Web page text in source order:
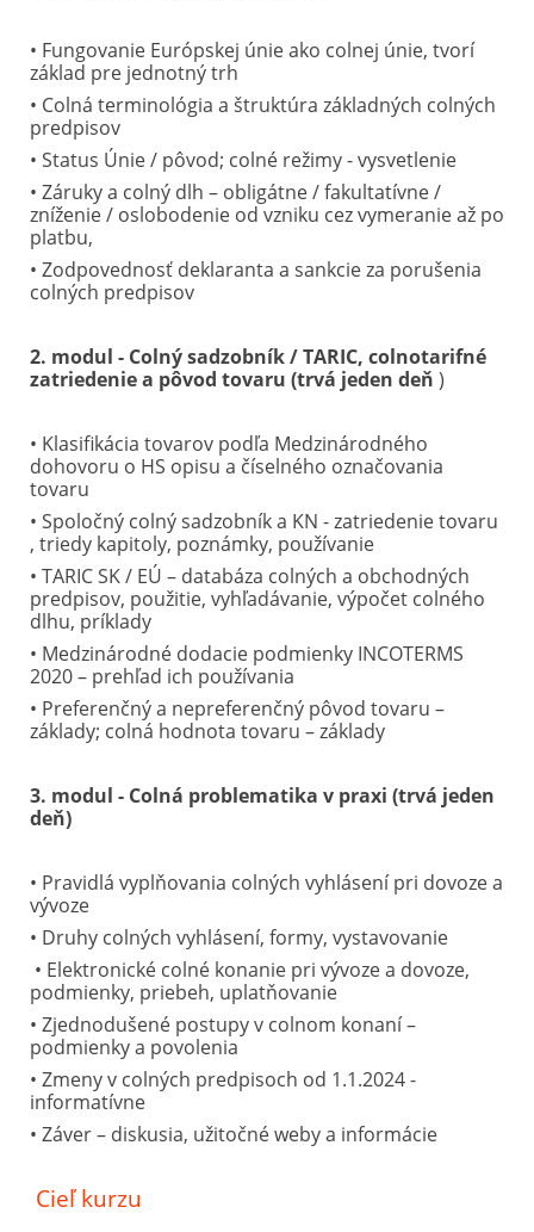
• Fungovanie Európskej únie ako colnej únie, tvorí
základ pre jednotný trh
• Colná terminológia a štruktúra základných colných
predpisov
• Status Únie / pôvod; colné režimy - vysvetlenie
• Záruky a colný dlh – obligátne / fakultatívne /
zníženie / oslobodenie od vzniku cez vymeranie až po
platbu,
• Zodpovednosť deklaranta a sankcie za porušenia
colných predpisov
2. modul - Colný sadzobník / TARIC, colnotarifné
zatriedenie a pôvod tovaru (trvá jeden deň )
• Klasifikácia tovarov podľa Medzinárodného
dohovoru o HS opisu a číselného označovania
tovaru
• Spoločný colný sadzobník a KN - zatriedenie tovaru
, triedy kapitoly, poznámky, používanie
• TARIC SK / EÚ – databáza colných a obchodných
predpisov, použitie, vyhľadávanie, výpočet colného
dlhu, príklady
• Medzinárodné dodacie podmienky INCOTERMS
2020 – prehľad ich používania
• Preferenčný a nepreferenčný pôvod tovaru –
základy; colná hodnota tovaru – základy
3. modul - Colná problematika v praxi (trvá jeden
deň)
• Pravidlá vyplňovania colných vyhlásení pri dovoze a
vývoze
• Druhy colných vyhlásení, formy, vystavovanie
• Elektronické colné konanie pri vývoze a dovoze,
podmienky, priebeh, uplatňovanie
• Zjednodušené postupy v colnom konaní –
podmienky a povolenia
• Zmeny v colných predpisoch od 1.1.2024 -
informatívne
• Záver – diskusia, užitočné weby a informácie
Cieľ kurzu